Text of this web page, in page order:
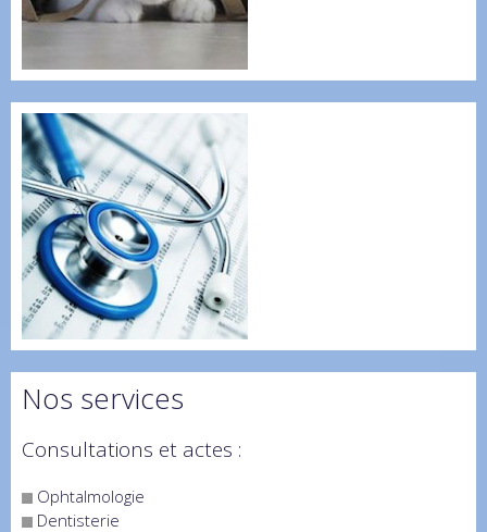
Nos services
Consultations et actes :
Ophtalmologie
Dentisterie